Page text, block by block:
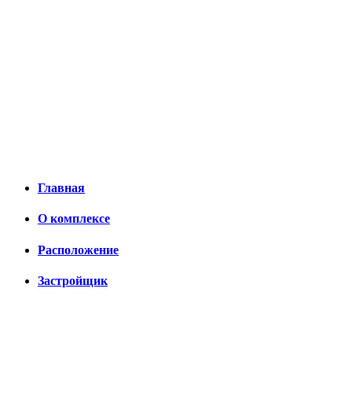
Главная
О комплексе
Расположение
Застройщик